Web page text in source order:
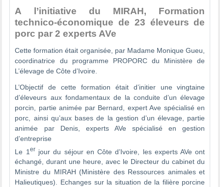
A l’initiative du MIRAH, Formation
technico-économique de 23 éleveurs de
porc par 2 experts AVe
Cette formation était organisée, par Madame Monique Gueu,
coordinatrice du programme PROPORC du Ministère de
L’élevage de Côte d’Ivoire.
L’Objectif de cette formation était d’initier une vingtaine
d’éleveurs aux fondamentaux de la conduite d’un élevage
porcin, partie animée par Bernard, expert Ave spécialisé en
porc, ainsi qu’aux bases de la gestion d’un élevage, partie
animée par Denis, experts AVe spécialisé en gestion
d’entreprise
Le 1 er jour du séjour en Côte d’Ivoire, les experts AVe ont
échangé, durant une heure, avec le Directeur du cabinet du
Ministre du MIRAH (Ministère des Ressources animales et
Halieutiques). Echanges sur la situation de la filière porcine